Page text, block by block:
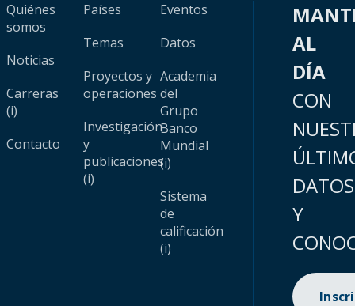
Quiénes
somos
Noticias
Carreras
(i)
Contacto
Países
Temas
Proyectos y
operaciones
Investigación
y
publicaciones
(i)
Eventos
Datos
Academia
del
Grupo
Banco
Mundial
(i)
Sistema
de
calificación
(i)
AL
DÍA
CON
DATOS
Y